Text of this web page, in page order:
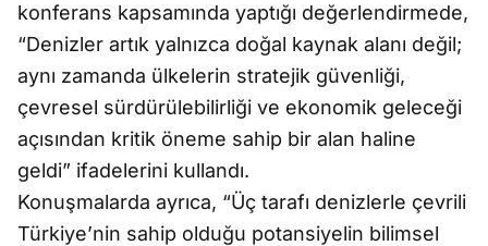
konferans kapsamında yaptığı değerlendirmede,
“Denizler artık yalnızca doğal kaynak alanı değil;
aynı zamanda ülkelerin stratejik güvenliği,
çevresel sürdürülebilirliği ve ekonomik geleceği
açısından kritik öneme sahip bir alan haline
geldi” ifadelerini kullandı.
Konuşmalarda ayrıca, “Üç tarafı denizlerle çevrili
Türkiye’nin sahip olduğu potansiyelin bilimsel